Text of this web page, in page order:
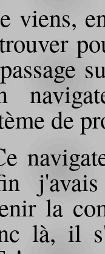
viens,
de
la
là, il